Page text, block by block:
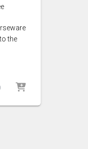
the
Price
€800.00